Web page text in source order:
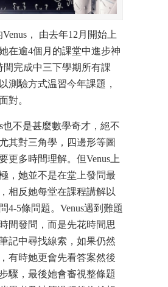
Venus， 由去年12月開始上
在逾4個月的課堂中進步神
間完成中三下學期所有課
測驗方式温習今年課題，
對。
也不是甚麼數學奇才，絕不
其對三角學，四邊形等圖
更多時間理解。但Venus上
，她並不是在堂上發問最
相反她每堂在課程講解以
4-5條問題。Venus遇到難題
間發問，而是先花時間思
記中尋找線索，如果仍然
有時她更會先看答案然後
驟，最後她會審視整條題